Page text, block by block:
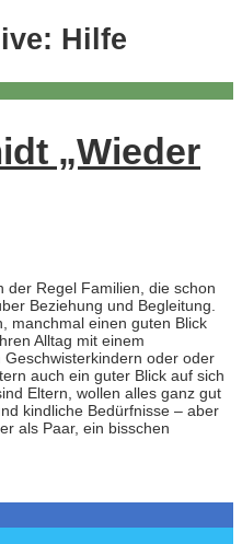
Hilfe
„Wieder
der Regel Familien, die schon
Beziehung und Begleitung.
manchmal einen guten Blick
Alltag mit einem
oder oder
auch ein guter Blick auf sich
Eltern, wollen alles ganz gut
kindliche Bedürfnisse – aber
als Paar, ein bisschen